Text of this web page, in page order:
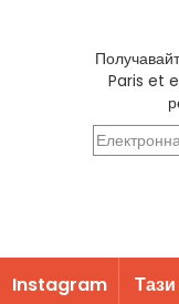
Paris et
Instagram